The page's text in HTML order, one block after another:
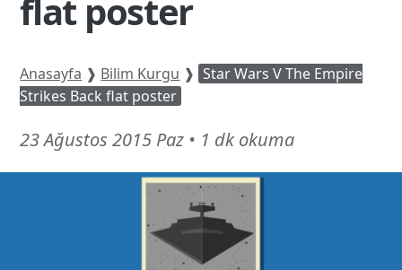
flat poster
Anasayfa ❱ Bilim Kurgu ❱ Star Wars V The Empire
Strikes Back flat poster
23 Ağustos 2015 Paz 21
Şubat
26
• 1 dk okuma